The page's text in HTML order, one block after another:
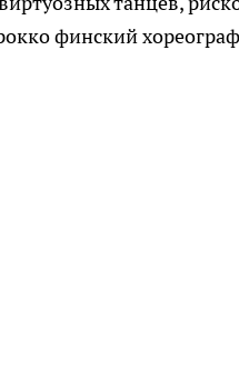
финский